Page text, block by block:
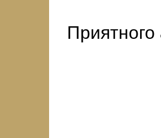
Приятного